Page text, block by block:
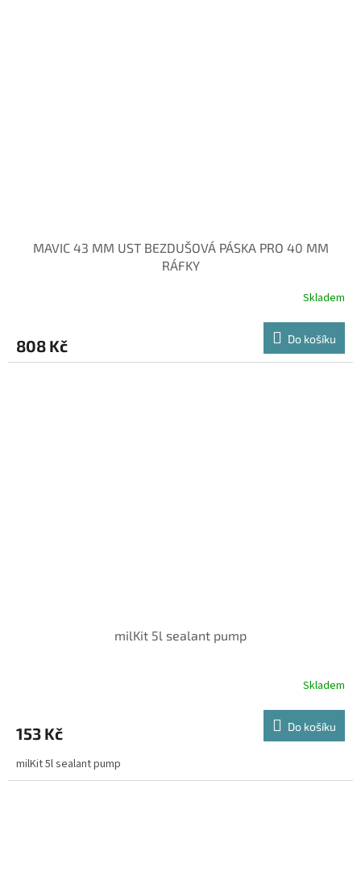
MAVIC 43 MM UST BEZDUŠOVÁ PÁSKA PRO 40 MM
RÁFKY
Skladem
808 Kč Do košíku
milKit 5l sealant pump
Skladem
153 Kč Do košíku
milKit 5l sealant pump